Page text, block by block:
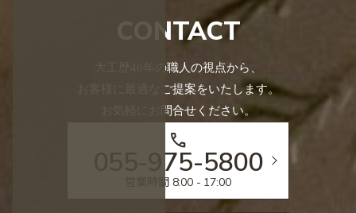
CONTACT
大工歴40年の職人の視点から、
お客様に最適なご提案をいたします。
お気軽にお問合せください。
call
055-975-5800
営業時間 8:00 - 17:00